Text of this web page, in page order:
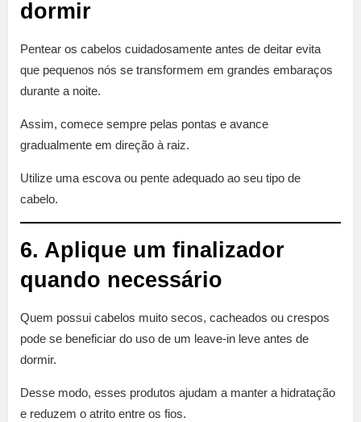
dormir
Pentear os cabelos cuidadosamente antes de deitar evita
que pequenos nós se transformem em grandes embaraços
durante a noite.
Assim, comece sempre pelas pontas e avance
gradualmente em direção à raiz.
Utilize uma escova ou pente adequado ao seu tipo de
cabelo.
6. Aplique um finalizador
quando necessário
Quem possui cabelos muito secos, cacheados ou crespos
pode se beneficiar do uso de um leave-in leve antes de
dormir.
Desse modo, esses produtos ajudam a manter a hidratação
e reduzem o atrito entre os fios.